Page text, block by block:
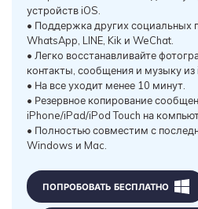
устройств iOS.
• Поддержка других социальных
WhatsApp, LINE, Kik и WeChat.
• Легко восстанавливайте
контакты, сообщения и музыку из
• На все уходит менее 10 минут.
• Резервное копирование
iPhone/iPad/iPod Touch на
• Полностью совместим с
Windows и Mac.
ПОПРОБОВАТЬ БЕСПЛАТНО